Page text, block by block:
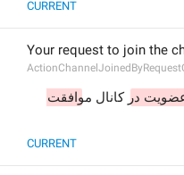
CURRENT
Your request to join the
در کانال مو
CURRENT